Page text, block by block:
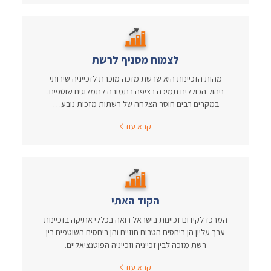
לצמוח מסניף לרשת
מהות הזכיינות היא שרשת מזכה מוכרת לזכייניה שירותי
ניהול הכוללים תמיכה רציפה בתמורה לתמלוגים שוטפים.
במקרים רבים חוסר הצלחה של רשתות מזכות נובע…
קרא עוד
הקוד האתי
המרכז לקידום זכיינות בישראל רואה בכללי אתיקה בזכיינות
ערך עליון הן ביחסים הטרום חוזיים והן ביחסים השוטפים בין
רשת מזכה לבין זכייניה וזכייניה הפוטנציאליים.
קרא עוד